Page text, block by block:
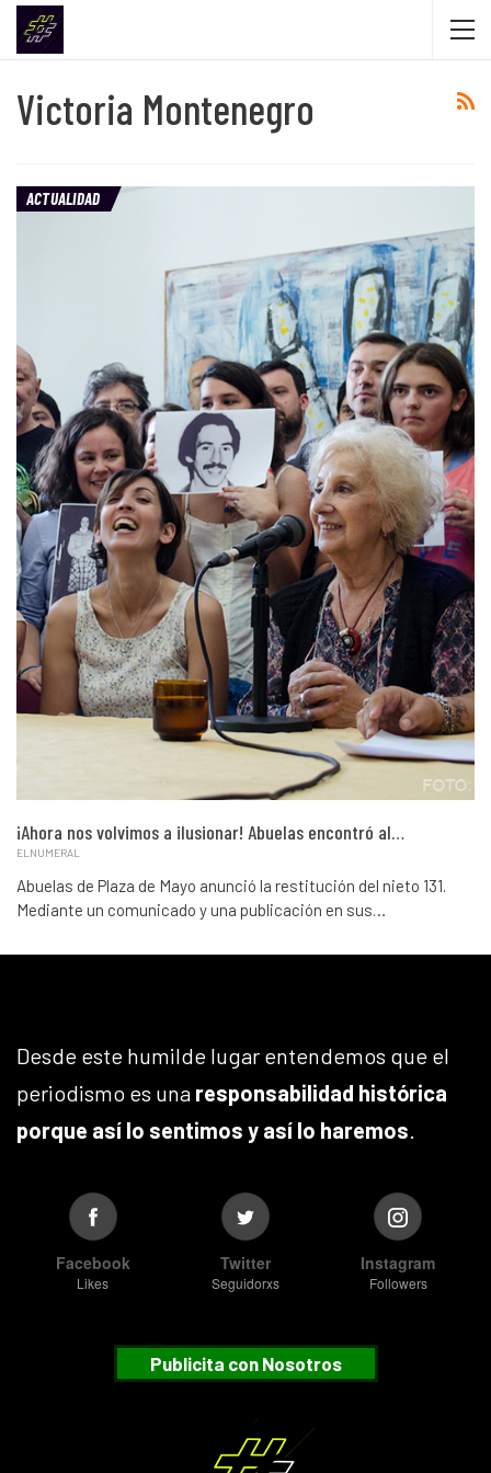
Victoria Montenegro
ACTUALIDAD
¡Ahora nos volvimos a ilusionar! Abuelas encontró al…
ELNUMERAL
Abuelas de Plaza de Mayo anunció la restitución del nieto 131.
Mediante un comunicado y una publicación en sus…
Desde este humilde lugar entendemos que el
periodismo es una responsabilidad histórica
porque así lo sentimos y así lo haremos.
Facebook
Likes
Twitter
Seguidorxs
Instagram
Followers
Publicita con Nosotros